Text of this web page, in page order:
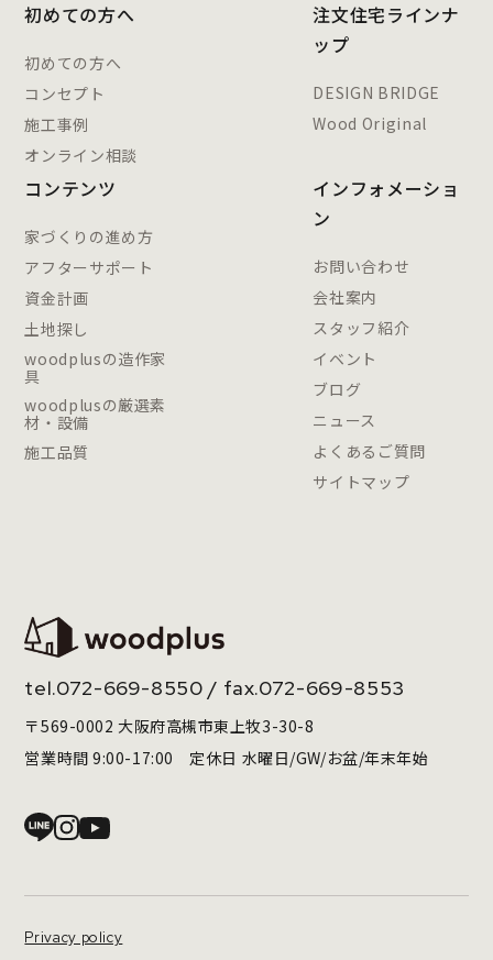
初めての方へ
初めての方へ
コンセプト
施工事例
オンライン相談
注文住宅ラインナ
ップ
DESIGN BRIDGE
Wood Original
コンテンツ
家づくりの進め方
アフターサポート
資金計画
土地探し
woodplusの造作家
具
woodplusの厳選素
材・設備
施工品質
インフォメーショ
ン
お問い合わせ
会社案内
スタッフ紹介
イベント
ブログ
ニュース
よくあるご質問
サイトマップ
tel.072-669-8550 / fax.072-669-8553
〒569-0002 大阪府高槻市東上牧3-30-8
営業時間 9:00-17:00 定休日 水曜日/GW/お盆/年末年始
Privacy policy